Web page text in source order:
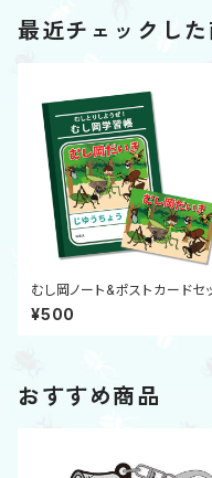
最近チェックした
むし岡ノート&ポストカードセ
¥500
おすすめ商品